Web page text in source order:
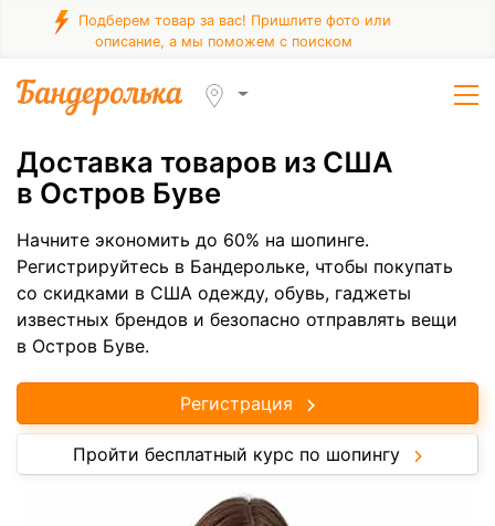
Подберем товар за вас! Пришлите фото или
описание, а мы поможем с поиском
Доставка товаров из США
в Остров Буве
Начните экономить до 60% на шопинге.
Регистрируйтесь в Бандерольке, чтобы покупать
со скидками в США одежду, обувь, гаджеты
известных брендов и безопасно отправлять вещи
в Остров Буве.
Регистрация
Пройти бесплатный курс по шопингу